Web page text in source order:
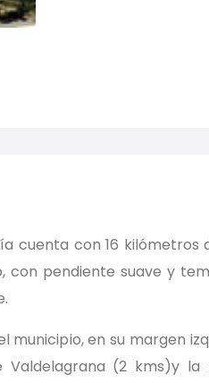
cuenta con 16 kilómetros
con pendiente suave y
municipio, en su margen
(2 kms)y la